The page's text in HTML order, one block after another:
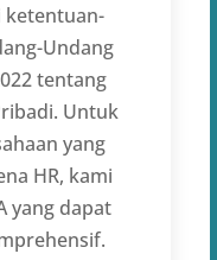
ketentuan-
Undang
tentang
Untuk
yang
HR, kami
yang dapat